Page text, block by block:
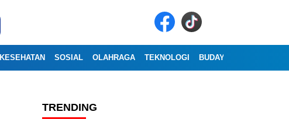
KESEHATAN SOSIAL OLAHRAGA TEKNOLOGI BUDAYA
TRENDING